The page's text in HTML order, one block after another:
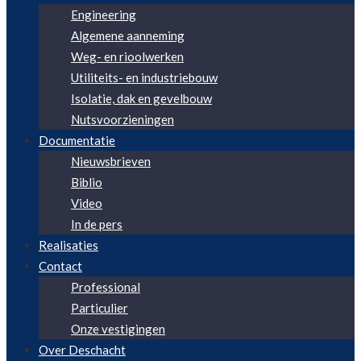
Engineering
Algemene aanneming
Weg- en rioolwerken
Utiliteits- en industriebouw
Isolatie, dak en gevelbouw
Nutsvoorzieningen
Documentatie
Nieuwsbrieven
Biblio
Video
In de pers
Realisaties
Contact
Professional
Particulier
Onze vestigingen
Over Deschacht